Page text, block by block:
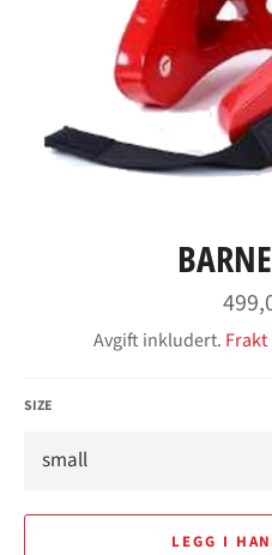
pris
Avgift inkludert. Frakt
SIZE
LEGG I